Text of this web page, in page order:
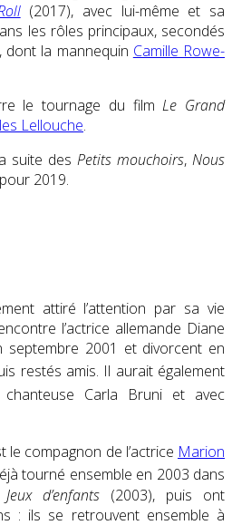
(2017), avec lui-même et sa
les rôles principaux, secondés
la mannequin Camille Rowe-
le tournage du filmLe Grand
Lellouche.
suite des Petits mouchoirs,Nous
2019.
attiré l’attention par sa vie
l’actrice allemande Diane
septembre 2001 et divorcent en
restés amis. Il aurait également
Carla Bruniet avec
le compagnon de l’actrice Marion
tourné ensemble en 2003 dans
Jeux d’enfants (2003), puis ont
: ils se retrouvent ensemble à